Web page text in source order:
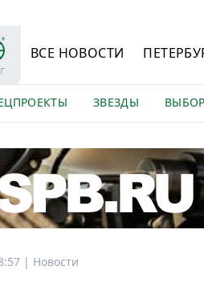
ВСЕ НОВОСТИ
ЗВЕЗДЫ
| Новости